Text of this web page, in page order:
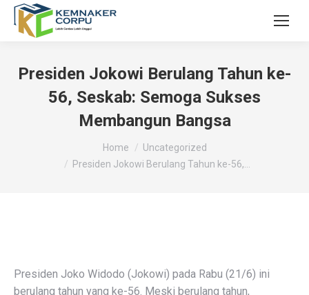
Presiden Jokowi Berulang Tahun ke-
56, Seskab: Semoga Sukses
Membangun Bangsa
Home
Uncategorized
Presiden Jokowi Berulang Tahun ke-56,…
Presiden Joko Widodo (Jokowi) pada Rabu (21/6) ini
berulang tahun yang ke-56. Meski berulang tahun,